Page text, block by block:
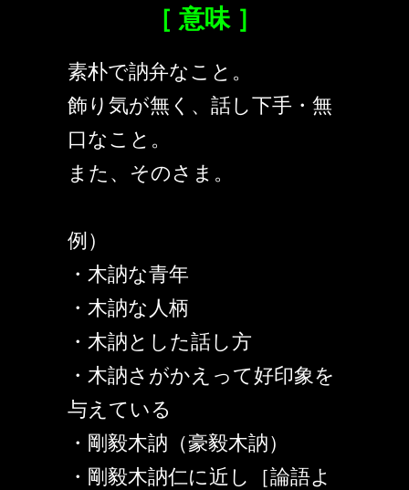
［ 意味 ］
素朴で訥弁なこと。
飾り気が無く、話し下手・無
口なこと。
また、そのさま。
例）
・木訥な青年
・木訥な人柄
・木訥とした話し方
・木訥さがかえって好印象を
与えている
・剛毅木訥（豪毅木訥）
・剛毅木訥仁に近し［論語よ